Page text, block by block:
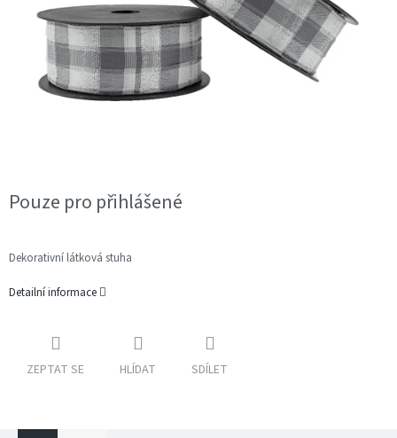
Pouze pro přihlášené
Dekorativní látková stuha
Detailní informace
ZEPTAT SE HLÍDAT SDÍLET